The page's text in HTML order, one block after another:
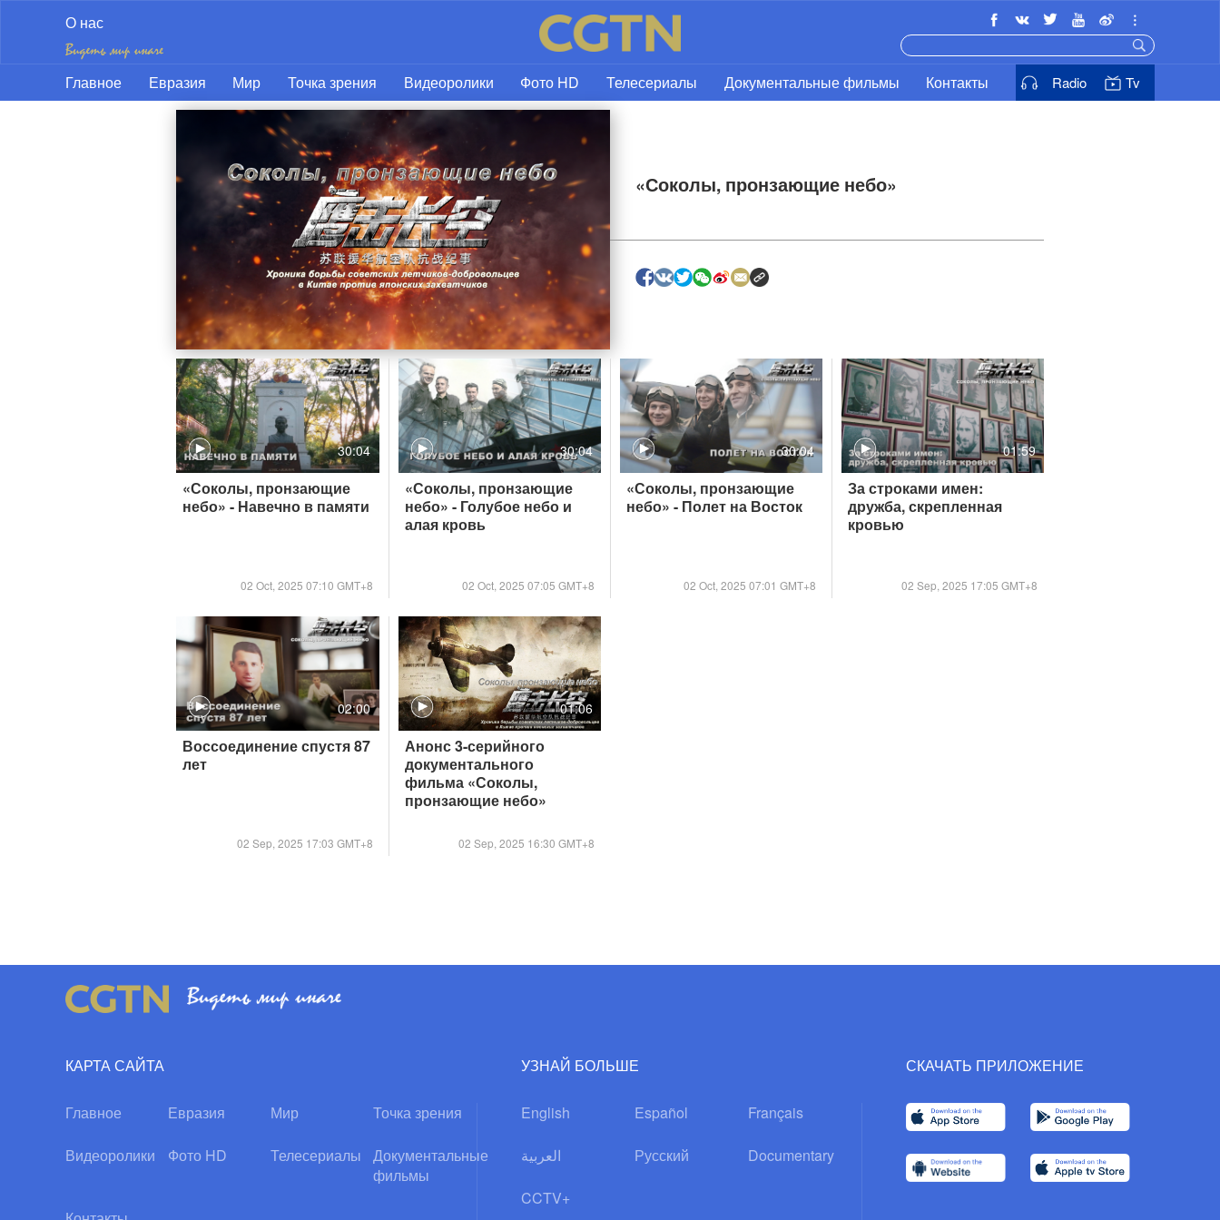
О нас
Главное Евразия Мир Точка зрения Видеоролики Фото HD Телесериалы Документальные фильмы Контакты Radio Tv
«Соколы, пронзающие небо»
30:04
«Соколы, пронзающие
небо» - Навечно в памяти
02 Oct, 2025 07:10 GMT+8
30:04
«Соколы, пронзающие
небо» - Голубое небо и
алая кровь
02 Oct, 2025 07:05 GMT+8
30:04
«Соколы, пронзающие
небо» - Полет на Восток
02 Oct, 2025 07:01 GMT+8
01:59
За строками имен:
дружба, скрепленная
кровью
02 Sep, 2025 17:05 GMT+8
02:00
Воссоединение спустя 87
лет
02 Sep, 2025 17:03 GMT+8
01:06
Анонс 3-серийного
документального
фильма «Соколы,
пронзающие небо»
02 Sep, 2025 16:30 GMT+8
КАРТА САЙТА
Главное Евразия Мир Точка зрения
Видеоролики Фото HD Телесериалы
Документальные
фильмы
УЗНАЙ БОЛЬШЕ
English Español Français
العربية Русский Documentary
CCTV+
СКАЧАТЬ ПРИЛОЖЕНИЕ